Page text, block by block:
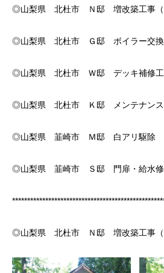
◎山梨県 北杜市 Ｎ邸 増改築工事（
◎山梨県 北杜市 Ｇ邸 ボイラー交換
◎山梨県 北杜市 Ｗ邸 デッキ補修
◎山梨県 北杜市 Ｋ邸 メンテナンス
◎山梨県 韮崎市 Ｍ邸 白アリ駆除
◎山梨県 韮崎市 Ｓ邸 門扉・給水修
◎山梨県 北杜市 Ｎ邸 増改築工事（